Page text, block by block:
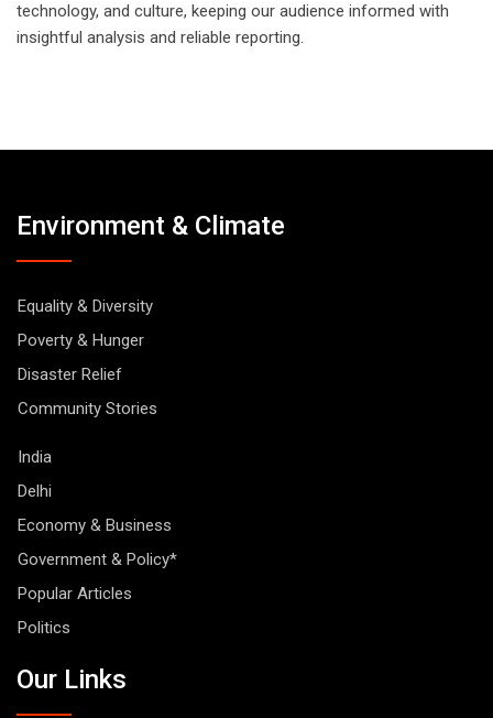
technology, and culture, keeping our audience informed with
insightful analysis and reliable reporting.
Environment & Climate
Equality & Diversity
Poverty & Hunger
Disaster Relief
Community Stories
India
Delhi
Economy & Business
Government & Policy*
Popular Articles
Politics
Our Links